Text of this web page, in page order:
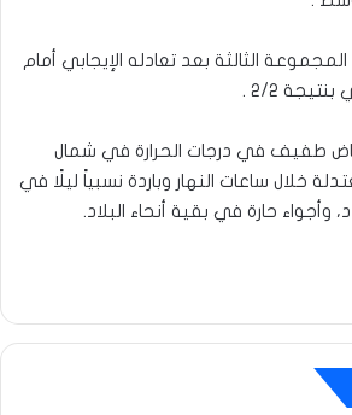
الثالثة بعد تعادله الإيجابي أمام
٢/٢ .
طفيف في درجات الحرارة في شمال
خلال ساعات النهار وباردة نسبياً ليلًا في
وأجواء حارة في بقية أنحاء البلاد.​